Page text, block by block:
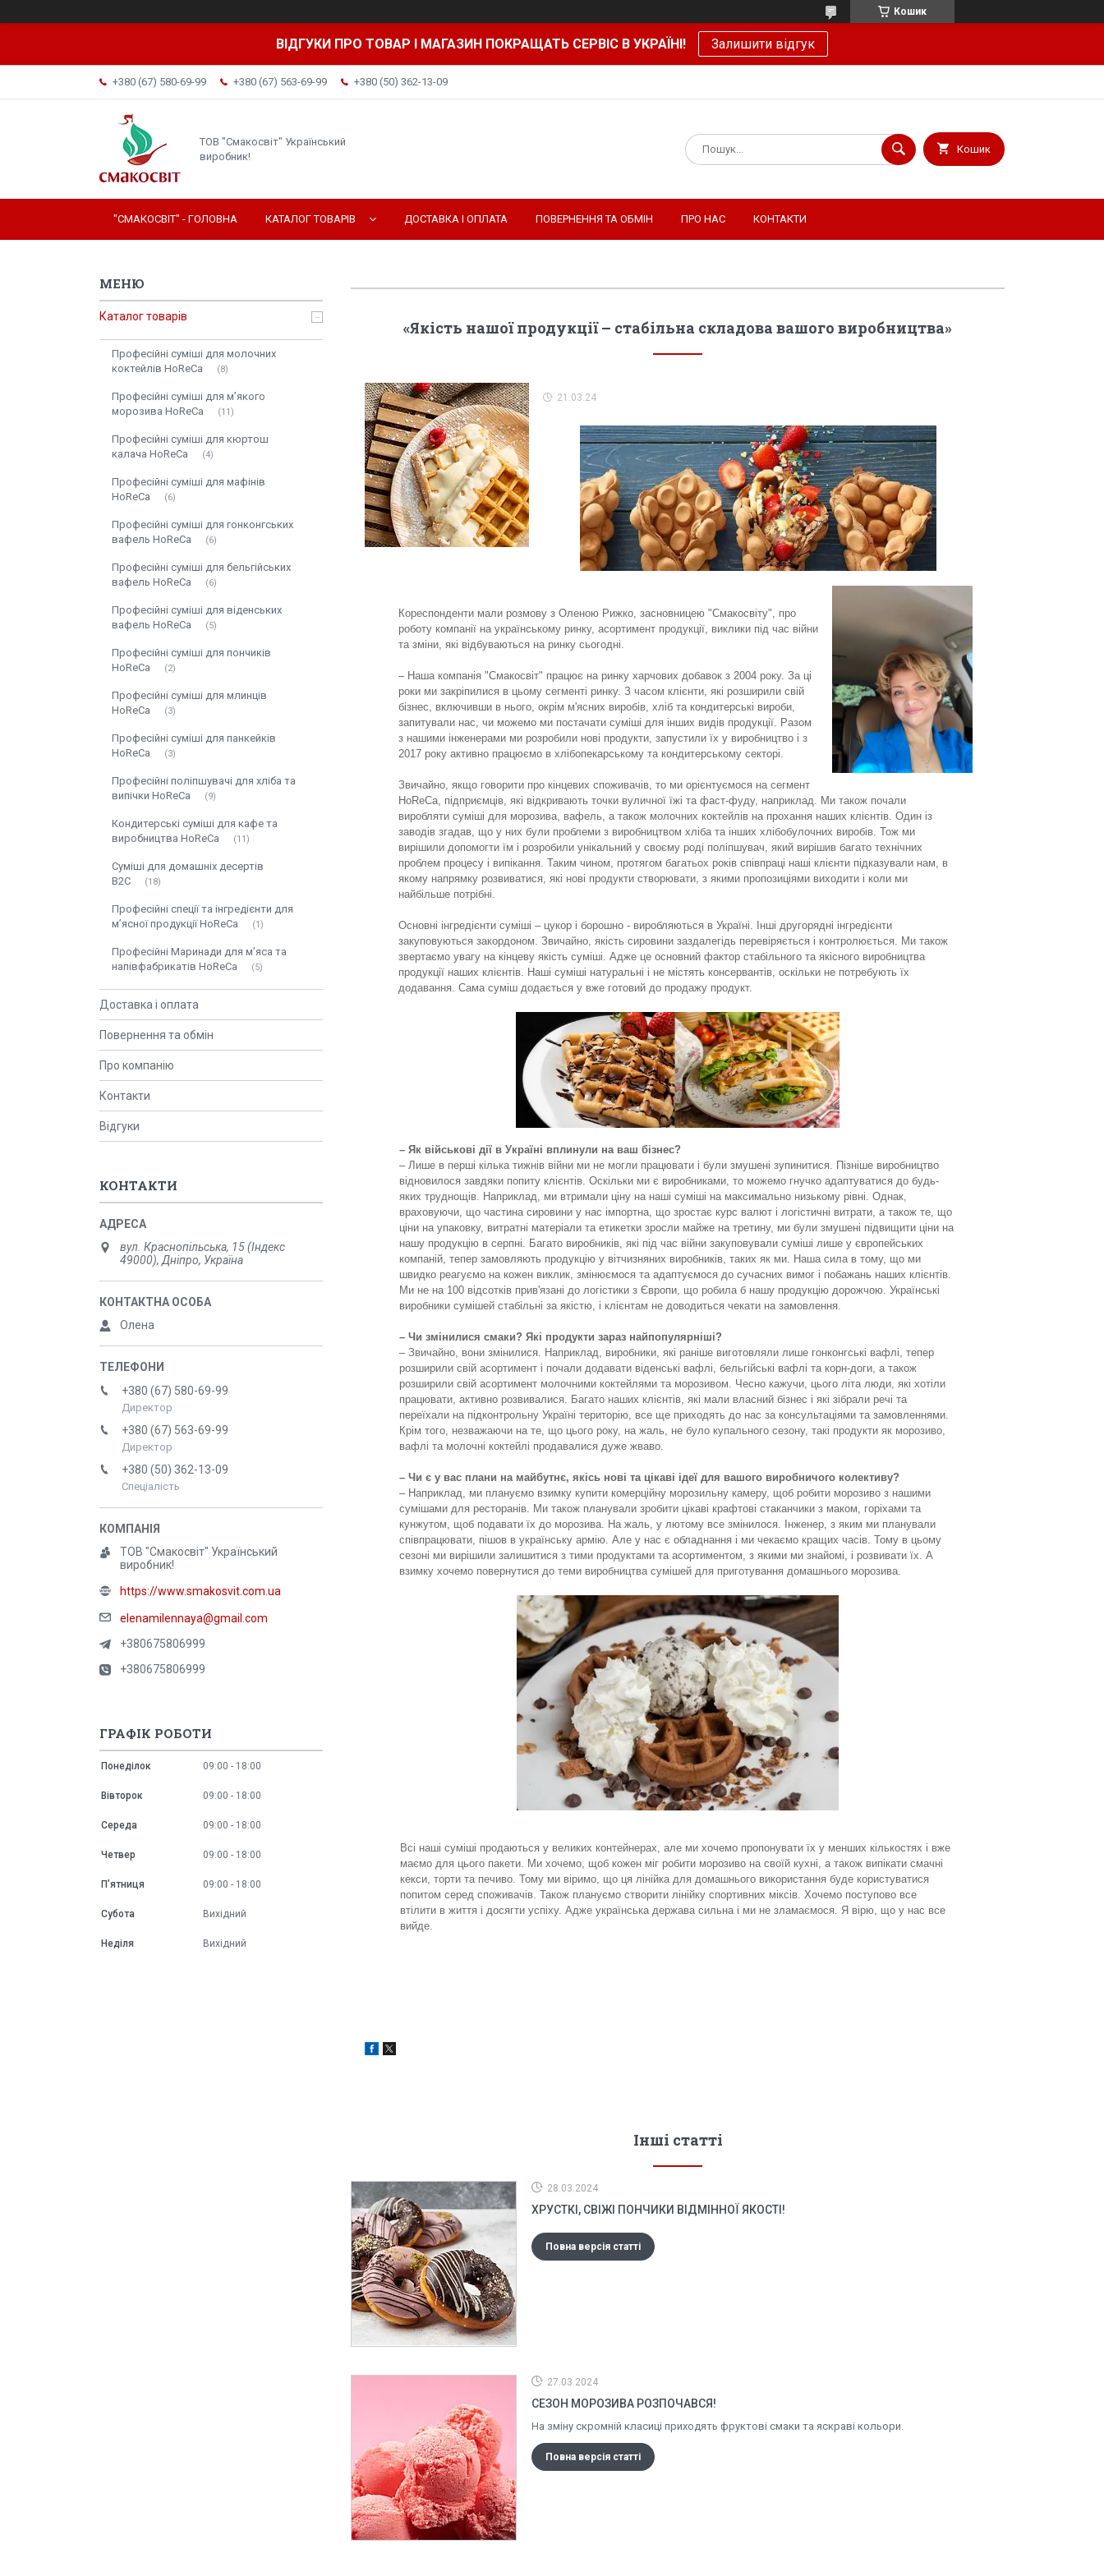
Кошик
ВІДГУКИ ПРО ТОВАР І МАГАЗИН ПОКРАЩАТЬ СЕРВІС В УКРАЇНІ! Залишити відгук
+380 (67) 580-69-99 +380 (67) 563-69-99 +380 (50) 362-13-09
ТОВ "Смакосвіт" Український
виробник!
Кошик
"СМАКОСВІТ" - ГОЛОВНА КАТАЛОГ ТОВАРІВ ДОСТАВКА І ОПЛАТА ПОВЕРНЕННЯ ТА ОБМІН ПРО НАС КОНТАКТИ
«Якість нашої продукції – стабільна складова вашого виробництва»
21.03.24
Кореспонденти мали розмову з Оленою Рижко, засновницею "Смакосвіту", про
роботу компанії на українському ринку, асортимент продукції, виклики під час війни
та зміни, які відбуваються на ринку сьогодні.
– Наша компанія "Смакосвіт" працює на ринку харчових добавок з 2004 року. За ці
роки ми закріпилися в цьому сегменті ринку. З часом клієнти, які розширили свій
бізнес, включивши в нього, окрім м'ясних виробів, хліб та кондитерські вироби,
запитували нас, чи можемо ми постачати суміші для інших видів продукції. Разом
з нашими інженерами ми розробили нові продукти, запустили їх у виробництво і з
2017 року активно працюємо в хлібопекарському та кондитерському секторі.
Звичайно, якщо говорити про кінцевих споживачів, то ми орієнтуємося на сегмент
HoReCa, підприємців, які відкривають точки вуличної їжі та фаст-фуду, наприклад. Ми також почали
виробляти суміші для морозива, вафель, а також молочних коктейлів на прохання наших клієнтів. Один із
заводів згадав, що у них були проблеми з виробництвом хліба та інших хлібобулочних виробів. Тож ми
вирішили допомогти їм і розробили унікальний у своєму роді поліпшувач, який вирішив багато технічних
проблем процесу і випікання. Таким чином, протягом багатьох років співпраці наші клієнти підказували нам, в
якому напрямку розвиватися, які нові продукти створювати, з якими пропозиціями виходити і коли ми
найбільше потрібні.
Основні інгредієнти суміші – цукор і борошно - виробляються в Україні. Інші другорядні інгредієнти
закуповуються закордоном. Звичайно, якість сировини заздалегідь перевіряється і контролюється. Ми також
звертаємо увагу на кінцеву якість суміші. Адже це основний фактор стабільного та якісного виробництва
продукції наших клієнтів. Наші суміші натуральні і не містять консервантів, оскільки не потребують їх
додавання. Сама суміш додається у вже готовий до продажу продукт.
– Як військові дії в Україні вплинули на ваш бізнес?
– Лише в перші кілька тижнів війни ми не могли працювати і були змушені зупинитися. Пізніше виробництво
відновилося завдяки попиту клієнтів. Оскільки ми є виробниками, то можемо гнучко адаптуватися до будь-
яких труднощів. Наприклад, ми втримали ціну на наші суміші на максимально низькому рівні. Однак,
враховуючи, що частина сировини у нас імпортна, що зростає курс валют і логістичні витрати, а також те, що
ціни на упаковку, витратні матеріали та етикетки зросли майже на третину, ми були змушені підвищити ціни на
нашу продукцію в серпні. Багато виробників, які під час війни закуповували суміші лише у європейських
компаній, тепер замовляють продукцію у вітчизняних виробників, таких як ми. Наша сила в тому, що ми
швидко реагуємо на кожен виклик, змінюємося та адаптуємося до сучасних вимог і побажань наших клієнтів.
Ми не на 100 відсотків прив'язані до логістики з Європи, що робила б нашу продукцію дорожчою. Українські
виробники сумішей стабільні за якістю, і клієнтам не доводиться чекати на замовлення.
– Чи змінилися смаки? Які продукти зараз найпопулярніші?
– Звичайно, вони змінилися. Наприклад, виробники, які раніше виготовляли лише гонконгські вафлі, тепер
розширили свій асортимент і почали додавати віденські вафлі, бельгійські вафлі та корн-доги, а також
розширили свій асортимент молочними коктейлями та морозивом. Чесно кажучи, цього літа люди, які хотіли
працювати, активно розвивалися. Багато наших клієнтів, які мали власний бізнес і які зібрали речі та
переїхали на підконтрольну Україні територію, все ще приходять до нас за консультаціями та замовленнями.
Крім того, незважаючи на те, що цього року, на жаль, не було купального сезону, такі продукти як морозиво,
вафлі та молочні коктейлі продавалися дуже жваво.
– Чи є у вас плани на майбутнє, якісь нові та цікаві ідеї для вашого виробничого колективу?
– Наприклад, ми плануємо взимку купити комерційну морозильну камеру, щоб робити морозиво з нашими
сумішами для ресторанів. Ми також планували зробити цікаві крафтові стаканчики з маком, горіхами та
кунжутом, щоб подавати їх до морозива. На жаль, у лютому все змінилося. Інженер, з яким ми планували
співпрацювати, пішов в українську армію. Але у нас є обладнання і ми чекаємо кращих часів. Тому в цьому
сезоні ми вирішили залишитися з тими продуктами та асортиментом, з якими ми знайомі, і розвивати їх. А
взимку хочемо повернутися до теми виробництва сумішей для приготування домашнього морозива.
Всі наші суміші продаються у великих контейнерах, але ми хочемо пропонувати їх у менших кількостях і вже
маємо для цього пакети. Ми хочемо, щоб кожен міг робити морозиво на своїй кухні, а також випікати смачні
кекси, торти та печиво. Тому ми віримо, що ця лінійка для домашнього використання буде користуватися
попитом серед споживачів. Також плануємо створити лінійку спортивних міксів. Хочемо поступово все
втілити в життя і досягти успіху. Адже українська держава сильна і ми не зламаємося. Я вірю, що у нас все
вийде.
Інші статті
28.03.2024
ХРУСТКІ, СВІЖІ ПОНЧИКИ ВІДМІННОЇ ЯКОСТІ!
Повна версія статті
27.03.2024
СЕЗОН МОРОЗИВА РОЗПОЧАВСЯ!
На зміну скромній класиці приходять фруктові смаки та яскраві кольори.
Повна версія статті
Каталог товарів
Професійні суміші для молочних
коктейлів HoReCa
8
Професійні суміші для м’якого
морозива HoReCa
11
Професійні суміші для кюртош
калача HoReCa
4
Професійні суміші для мафінів
HoReCa
6
Професійні суміші для гонконгських
вафель HoReCa
6
Професійні суміші для бельгійських
вафель HoReCa
6
Професійні суміші для віденських
вафель HoReCa
5
Професійні суміші для пончиків
HoReCa
2
Професійні суміші для млинців
HoReCa
3
Професійні суміші для панкейків
HoReCa
3
Професійні поліпшувачі для хліба та
випічки HoReCa
9
Кондитерські суміші для кафе та
виробництва HoReCa
11
Суміші для домашніх десертів
B2C
18
Професійні спеції та інгредієнти для
м’ясної продукції HoReCa
1
Професійні Маринади для м’яса та
напівфабрикатів HoReCa
5
Доставка і оплата
Повернення та обмін
Про компанію
Контакти
Відгуки
КОНТАКТИ
вул. Краснопільська, 15 (Індекс
49000), Дніпро, Україна
Олена
+380 (67) 580-69-99
Директор
+380 (67) 563-69-99
Директор
+380 (50) 362-13-09
Спеціалість
ТОВ "Смакосвіт" Український
виробник!
https://www.smakosvit.com.ua
elenamilennaya@gmail.com
+380675806999
+380675806999
ГРАФІК РОБОТИ
Понеділок 09:00 18:00
Вівторок 09:00 18:00
Середа 09:00 18:00
Четвер 09:00 18:00
Пʼятниця 09:00 18:00
Субота Вихідний
Неділя Вихідний